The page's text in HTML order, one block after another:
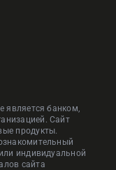
является банком,
Сайт
продукты.
индивидуальной
сайта